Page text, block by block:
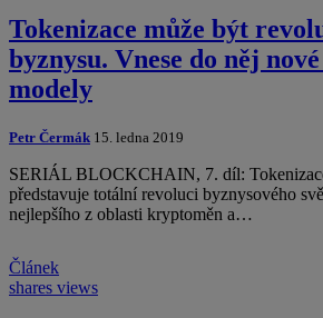
Tokenizace může být
byznysu. Vnese do něj
modely
Petr Čermák 15. ledna 2019
SERIÁL BLOCKCHAIN, 7. díl:
představuje totální revoluci byznysového
nejlepšího z oblasti kryptoměn a…
Článek
shares views